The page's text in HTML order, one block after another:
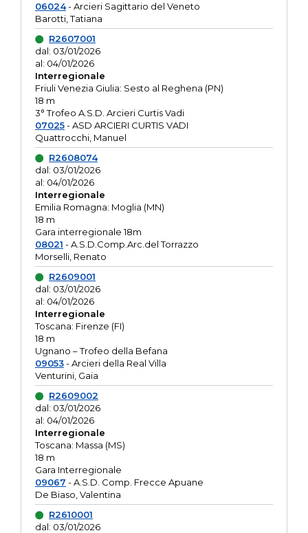
06024- Arcieri Sagittario del Veneto
Barotti, Tatiana
R2607001
dal: 03/01/2026
al: 04/01/2026
Interregionale
Friuli Venezia Giulia: Sesto al Reghena (PN)
18 m
3° Trofeo A.S.D. Arcieri Curtis Vadi
07025- ASD ARCIERI CURTIS VADI
Quattrocchi, Manuel
R2608074
dal: 03/01/2026
al: 04/01/2026
Interregionale
Emilia Romagna: Moglia (MN)
18 m
Gara interregionale 18m
08021 - A.S.D.Comp.Arc.del Torrazzo
Morselli, Renato
R2609001
dal: 03/01/2026
al: 04/01/2026
Interregionale
Toscana: Firenze (FI)
18 m
Ugnano – Trofeo della Befana
09053- Arcieri della Real Villa
Venturini, Gaia
R2609002
dal: 03/01/2026
al: 04/01/2026
Interregionale
Toscana: Massa (MS)
18 m
Gara Interregionale
09067 - A.S.D. Comp. Frecce Apuane
De Biaso, Valentina
R2610001
dal: 03/01/2026